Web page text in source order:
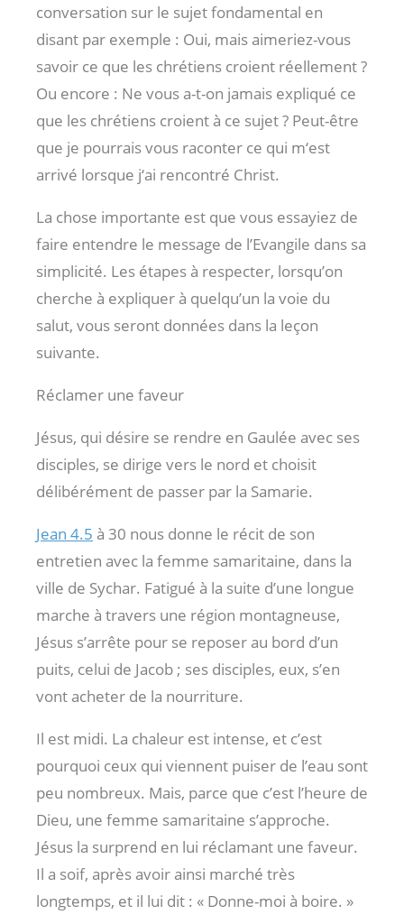
conversation sur le sujet fondamental en
disant par exemple : Oui, mais aimeriez-vous
savoir ce que les chrétiens croient réellement ?
Ou encore : Ne vous a-t-on jamais expliqué ce
que les chrétiens croient à ce sujet ? Peut-être
que je pourrais vous raconter ce qui m‘est
arrivé lorsque j‘ai rencontré Christ.
La chose importante est que vous essayiez de
faire entendre le message de l’Evangile dans sa
simplicité. Les étapes à respecter, lorsqu’on
cherche à expliquer à quelqu’un la voie du
salut, vous seront données dans la leçon
suivante.
Réclamer une faveur
Jésus, qui désire se rendre en Gaulée avec ses
disciples, se dirige vers le nord et choisit
délibérément de passer par la Samarie.
Jean 4.5 à 30 nous donne le récit de son
entretien avec la femme samaritaine, dans la
ville de Sychar. Fatigué à la suite d’une longue
marche à travers une région montagneuse,
Jésus s’arrête pour se reposer au bord d’un
puits, celui de Jacob ; ses disciples, eux, s’en
vont acheter de la nourriture.
Il est midi. La chaleur est intense, et c’est
pourquoi ceux qui viennent puiser de l’eau sont
peu nombreux. Mais, parce que c’est l’heure de
Dieu, une femme samaritaine s’approche.
Jésus la surprend en lui réclamant une faveur.
Il a soif, après avoir ainsi marché très
longtemps, et il lui dit : « Donne-moi à boire. »